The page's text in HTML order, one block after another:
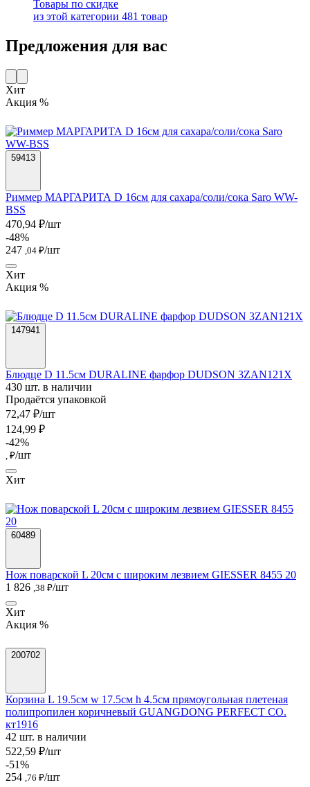
Товары по скидке
из этой категории 481 товар
Предложения для вас
Хит
Акция %
59413
Риммер МАРГАРИТА D 16см для сахара/соли/сока Saro WW-
BSS
470,94 ₽/шт
-48%
247 ,04 ₽/шт
Хит
Акция %
147941
Блюдце D 11.5см DURALINE фарфор DUDSON 3ZAN121X
430 шт. в наличии
Продаётся упаковкой
72,47 ₽/шт
124,99 ₽
-42%
, ₽/шт
Хит
60489
Нож поварской L 20см с широким лезвием GIESSER 8455 20
1 826 ,38 ₽/шт
Хит
Акция %
200702
Корзина L 19.5см w 17.5см h 4.5см прямоугольная плетеная
полипропилен коричневый GUANGDONG PERFECT CO.
кт1916
42 шт. в наличии
522,59 ₽/шт
-51%
254 ,76 ₽/шт